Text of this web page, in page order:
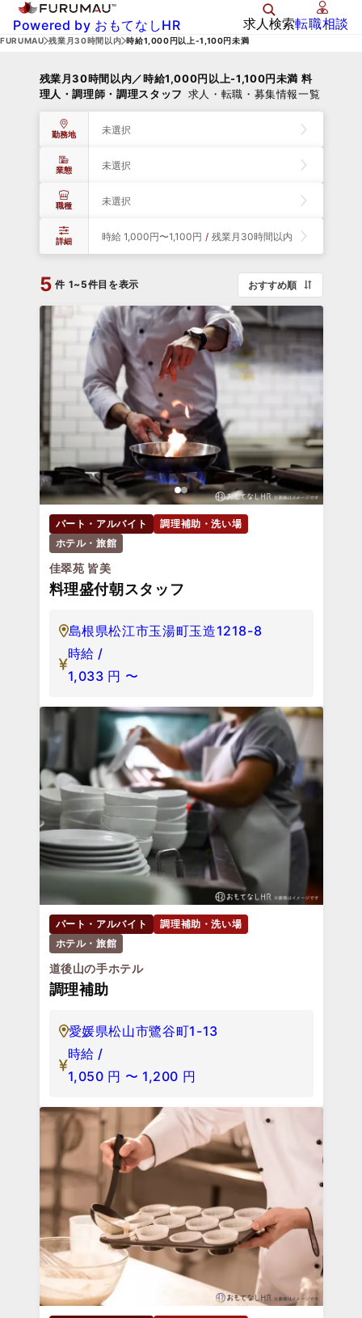
Powered by おもてなしHR 求人検索転職相談
FURUMAU 残業月30時間以内 時給1,000円以上-1,100円未満
残業月30時間以内／時給1,000円以上-1,100円未満 料
理人・調理師・調理スタッフ 求人・転職・募集情報一覧
勤務地 未選択
業態 未選択
職種 未選択
詳細 時給 1,000円〜1,100円 / 残業月30時間以内
5 件 1~5件目を表示 おすすめ順
パート・アルバイト
調理補助・洗い場
ホテル・旅館
佳翠苑 皆美
料理盛付朝スタッフ
島根県松江市玉湯町玉造1218-8
時給 /
1,033 円 〜
パート・アルバイト
調理補助・洗い場
ホテル・旅館
道後山の手ホテル
調理補助
愛媛県松山市鷺谷町1-13
時給 /
1,050 円 〜 1,200 円